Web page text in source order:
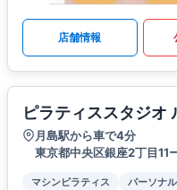
店舗情報
ピラティススタジオ
月島駅から車で4分
東京都中央区銀座2丁目11
マシンピラティス パーソナ